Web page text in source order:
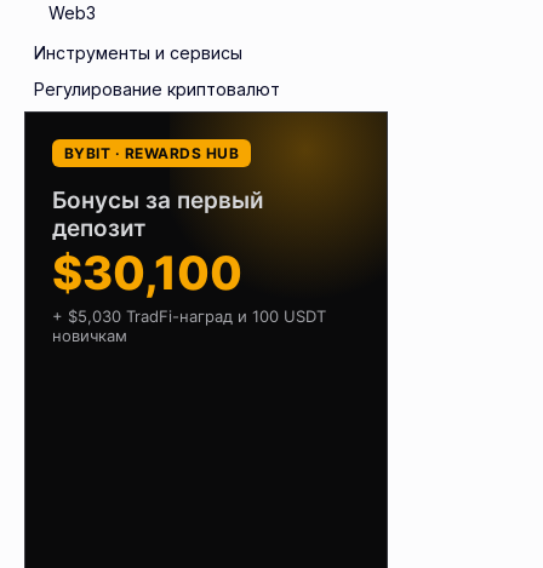
Web3
Инструменты и сервисы
Регулирование криптовалют
BYBIT · REWARDS HUB
Бонусы за первый
депозит
$30,100
+ $5,030 TradFi-наград и 100 USDT
новичкам